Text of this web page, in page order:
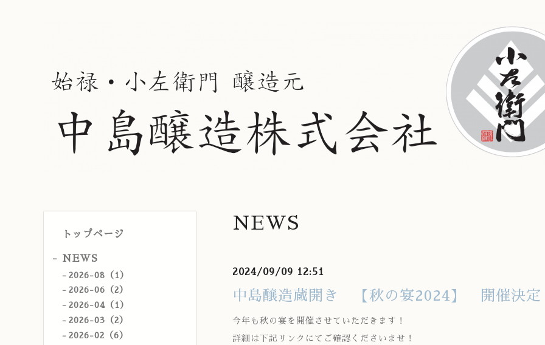
トップページ
NEWS
2026-08（1）
2026-06（2）
2026-04（1）
2026-03（2）
2026-02（6）
NEWS
2024/09/09 12:51
中島醸造蔵開き 【秋の宴2024】 開催決定
今年も秋の宴を開催させていただきます！
詳細は下記リンクにてご確認くださいませ！